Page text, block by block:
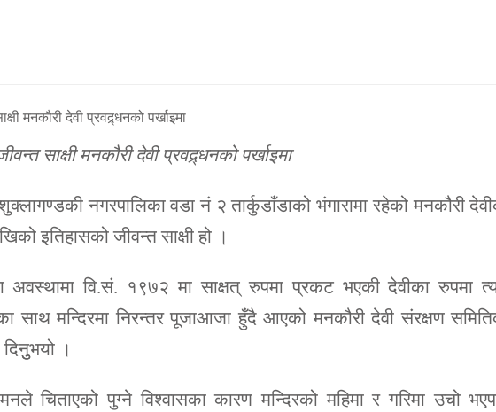
साक्षी मनकौरी देवी प्रवद्र्धनको पर्खाइमा
नगरपालिका वडा नं २ तार्कुडाँडाको भंगारामा रहेको मनकौरी
इतिहासको जीवन्त साक्षी हो ।
अवस्थामा वि.सं. १९७२ मा साक्षत् रुपमा प्रकट भएकी देवीका रुपमा
साथ मन्दिरमा निरन्तर पूजाआजा हुँदै आएको मनकौरी देवी संरक्षण
।
चिताएको पुग्ने विश्वासका कारण मन्दिरको महिमा र गरिमा उचो